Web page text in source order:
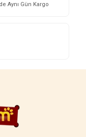
Aynı Gün Kargo